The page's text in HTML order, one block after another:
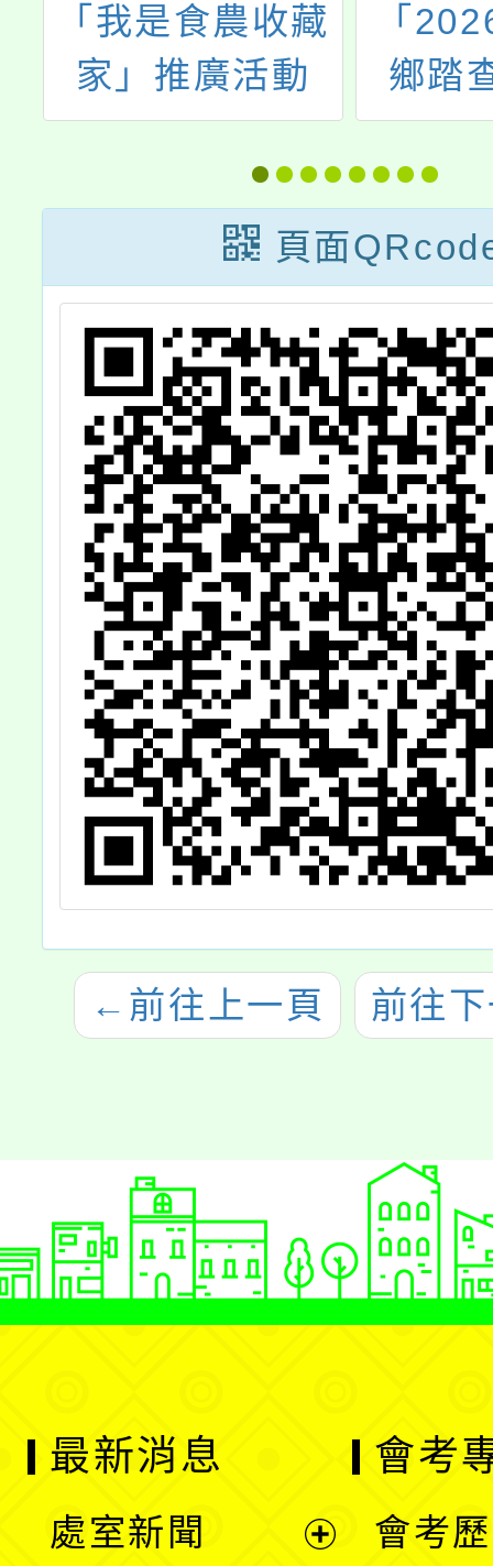
「2026 神腦原
鄉踏查校園影
展」免費播映活
動申請資訊
「第
行動
頁面
← 前往上一頁 前往
最新消息
處室新聞
會考
會考